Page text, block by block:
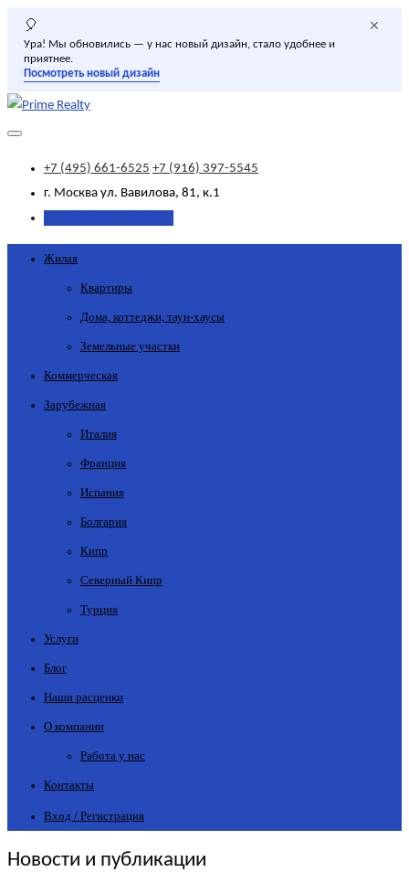
🎈
Ура! Мы обновились — у нас новый дизайн, стало удобнее и
приятнее.
Посмотреть новый дизайн
×
+7 (495) 661-6525 +7 (916) 397-5545
г. Москва ул. Вавилова, 81, к.1
Жилая
Квартиры
Дома, коттеджи, таун-хаусы
Земельные участки
Коммерческая
Зарубежная
Италия
Франция
Испания
Болгария
Кипр
Северный Кипр
Турция
Услуги
Блог
Наши расценки
О компании
Работа у нас
Контакты
Вход / Регистрация
Новости и публикации